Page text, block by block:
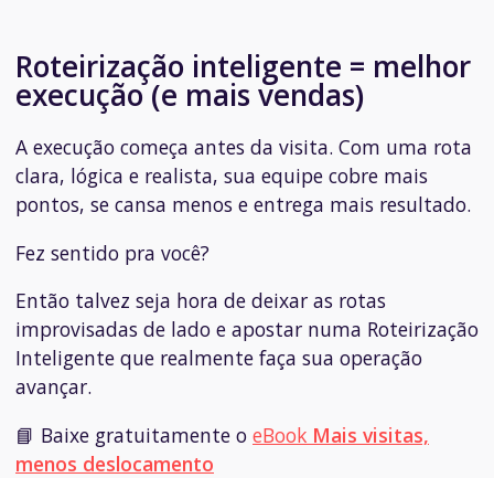
Roteirização inteligente = melhor
execução (e mais vendas)
A execução começa antes da visita. Com uma rota
clara, lógica e realista, sua equipe cobre mais
pontos, se cansa menos e entrega mais resultado.
Fez sentido pra você?
Então talvez seja hora de deixar as rotas
improvisadas de lado e apostar numa Roteirização
Inteligente que realmente faça sua operação
avançar.
📘 Baixe gratuitamente o eBook Mais visitas,
menos deslocamento